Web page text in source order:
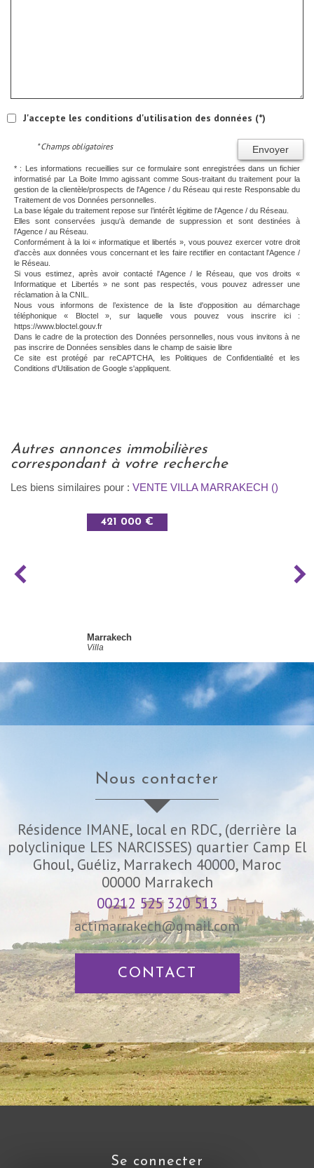
J'accepte les conditions d'utilisation des données (*)
Envoyer
* Champs obligatoires
* : Les informations recueillies sur ce formulaire sont enregistrées dans un fichier
informatisé par La Boite Immo agissant comme Sous-traitant du traitement pour la
gestion de la clientèle/prospects de l'Agence / du Réseau qui reste Responsable du
Traitement de vos Données personnelles.
La base légale du traitement repose sur l’intérêt légitime de l'Agence / du Réseau.
Elles sont conservées jusqu'à demande de suppression et sont destinées à
l'Agence / au Réseau.
Conformément à la loi « informatique et libertés », vous pouvez exercer votre droit
d'accès aux données vous concernant et les faire rectifier en contactant l'Agence /
le Réseau.
Si vous estimez, après avoir contacté l'Agence / le Réseau, que vos droits «
Informatique et Libertés » ne sont pas respectés, vous pouvez adresser une
réclamation à la CNIL.
Nous vous informons de l’existence de la liste d'opposition au démarchage
téléphonique « Bloctel », sur laquelle vous pouvez vous inscrire ici :
https://www.bloctel.gouv.fr
Dans le cadre de la protection des Données personnelles, nous vous invitons à ne
pas inscrire de Données sensibles dans le champ de saisie libre
Ce site est protégé par reCAPTCHA, les Politiques de Confidentialité et les
Conditions d'Utilisation de Google s'appliquent.
autres annonces immobilières
correspondant à votre recherche
Les biens similaires pour : VENTE VILLA MARRAKECH ()
421 000 €
Marrakech
Villa
nous contacter
Résidence IMANE, local en RDC, (derrière la
polyclinique LES NARCISSES) quartier Camp El
Ghoul, Guéliz, Marrakech 40000, Maroc
00000 Marrakech
00212 525 320 513
actimarrakech@gmail.com
CONTACT
se connecter